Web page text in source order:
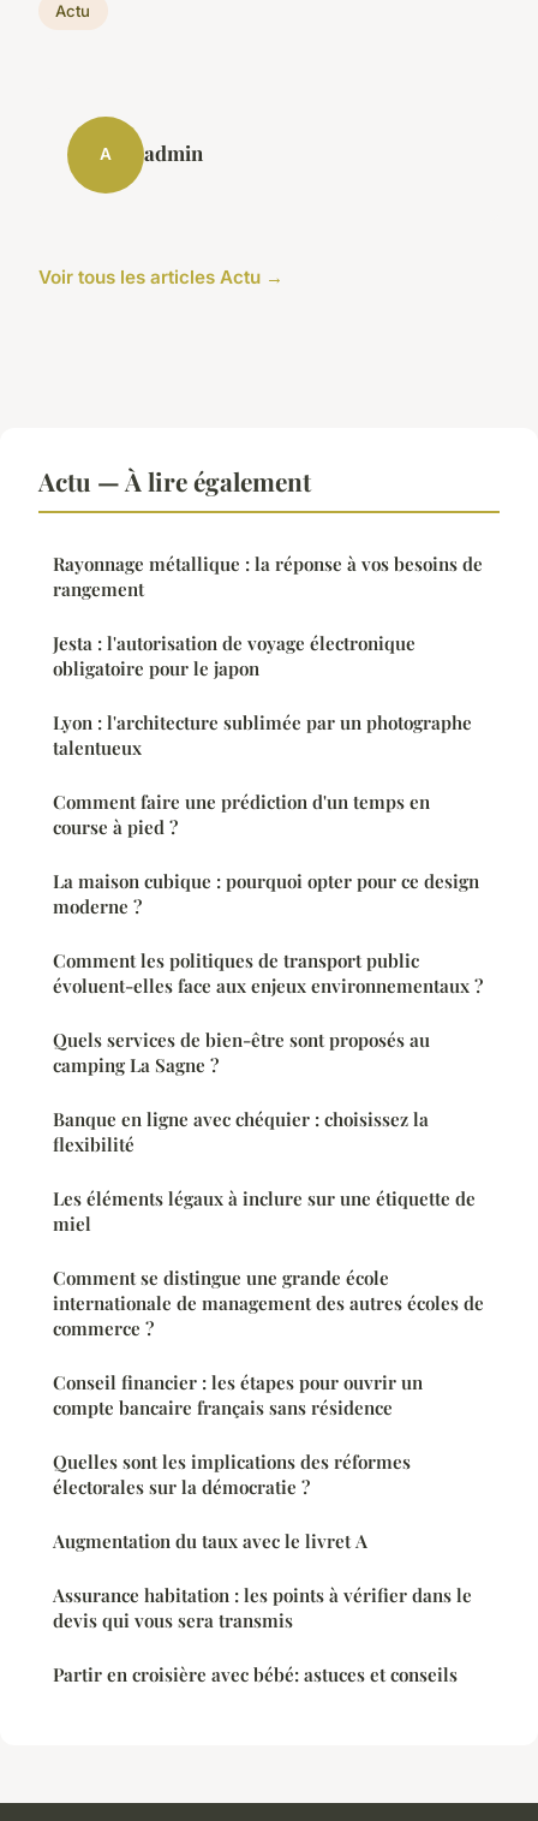
Actu
A admin
Voir tous les articles Actu →
Actu — À lire également
Rayonnage métallique : la réponse à vos besoins de
rangement
Jesta : l'autorisation de voyage électronique
obligatoire pour le japon
Lyon : l'architecture sublimée par un photographe
talentueux
Comment faire une prédiction d'un temps en
course à pied ?
La maison cubique : pourquoi opter pour ce design
moderne ?
Comment les politiques de transport public
évoluent-elles face aux enjeux environnementaux ?
Quels services de bien-être sont proposés au
camping La Sagne ?
Banque en ligne avec chéquier : choisissez la
flexibilité
Les éléments légaux à inclure sur une étiquette de
miel
Comment se distingue une grande école
internationale de management des autres écoles de
commerce ?
Conseil financier : les étapes pour ouvrir un
compte bancaire français sans résidence
Quelles sont les implications des réformes
électorales sur la démocratie ?
Augmentation du taux avec le livret A
Assurance habitation : les points à vérifier dans le
devis qui vous sera transmis
Partir en croisière avec bébé: astuces et conseils